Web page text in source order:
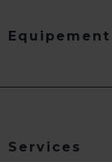
Equipement
Services